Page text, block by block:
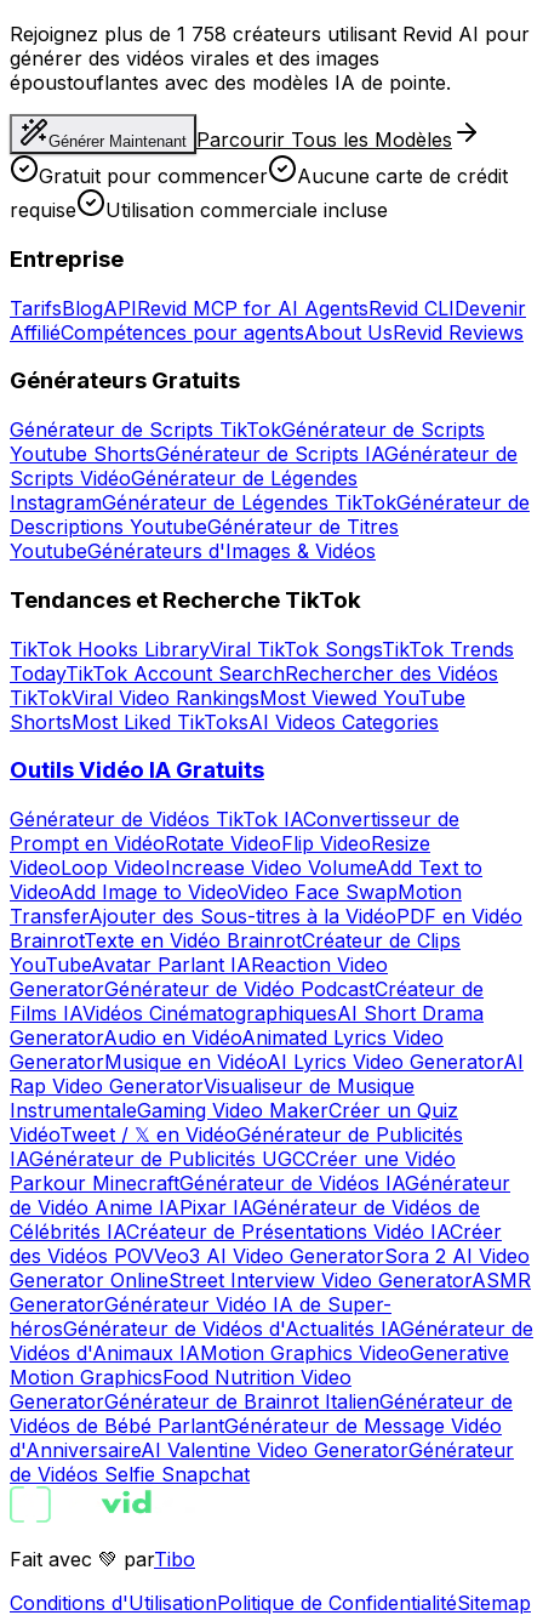
Rejoignez plus de 1 758 créateurs utilisant Revid AI pour
générer des vidéos virales et des images
époustouflantes avec des modèles IA de pointe.
Générer Maintenant Parcourir Tous les Modèles
Gratuit pour commencer
Aucune carte de crédit
requise
Utilisation commerciale incluse
Entreprise
TarifsBlogAPIRevid MCP for AI AgentsRevid CLIDevenir
AffiliéCompétences pour agentsAbout UsRevid Reviews
Générateurs Gratuits
Générateur de Scripts TikTokGénérateur de Scripts
Youtube ShortsGénérateur de Scripts IAGénérateur de
Scripts VidéoGénérateur de Légendes
InstagramGénérateur de Légendes TikTokGénérateur de
Descriptions YoutubeGénérateur de Titres
YoutubeGénérateurs d'Images & Vidéos
Tendances et Recherche TikTok
TikTok Hooks LibraryViral TikTok SongsTikTok Trends
TodayTikTok Account SearchRechercher des Vidéos
TikTokViral Video RankingsMost Viewed YouTube
ShortsMost Liked TikToksAI Videos Categories
Outils Vidéo IA Gratuits
Générateur de Vidéos TikTok IAConvertisseur de
Prompt en VidéoRotate VideoFlip VideoResize
VideoLoop VideoIncrease Video VolumeAdd Text to
VideoAdd Image to VideoVideo Face SwapMotion
TransferAjouter des Sous-titres à la VidéoPDF en Vidéo
BrainrotTexte en Vidéo BrainrotCréateur de Clips
YouTubeAvatar Parlant IAReaction Video
GeneratorGénérateur de Vidéo PodcastCréateur de
Films IAVidéos CinématographiquesAI Short Drama
GeneratorAudio en VidéoAnimated Lyrics Video
GeneratorMusique en VidéoAI Lyrics Video GeneratorAI
Rap Video GeneratorVisualiseur de Musique
InstrumentaleGaming Video MakerCréer un Quiz
VidéoTweet / 𝕏 en VidéoGénérateur de Publicités
IAGénérateur de Publicités UGCCréer une Vidéo
Parkour MinecraftGénérateur de Vidéos IAGénérateur
de Vidéo Anime IAPixar IAGénérateur de Vidéos de
Célébrités IACréateur de Présentations Vidéo IACréer
des Vidéos POVVeo3 AI Video GeneratorSora 2 AI Video
Generator OnlineStreet Interview Video GeneratorASMR
GeneratorGénérateur Vidéo IA de Super-
hérosGénérateur de Vidéos d'Actualités IAGénérateur de
Vidéos d'Animaux IAMotion Graphics VideoGenerative
Motion GraphicsFood Nutrition Video
GeneratorGénérateur de Brainrot ItalienGénérateur de
Vidéos de Bébé ParlantGénérateur de Message Vidéo
d'AnniversaireAI Valentine Video GeneratorGénérateur
de Vidéos Selfie Snapchat
Fait avec 💚 parTibo
Conditions d'UtilisationPolitique de ConfidentialitéSitemap